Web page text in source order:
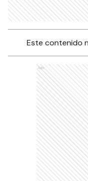
Este contenido
Ads